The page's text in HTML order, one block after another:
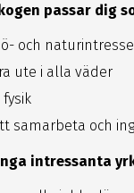
passar dig
och naturintresse
ute i alla väder
samarbeta och
intressanta